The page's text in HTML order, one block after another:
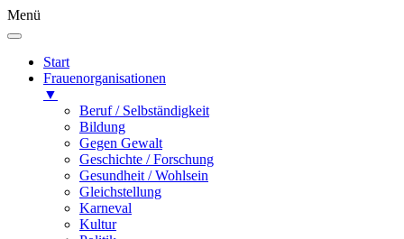
Menü
Start
Frauenorganisationen
▼
Beruf / Selbständigkeit
Bildung
Gegen Gewalt
Geschichte / Forschung
Gesundheit / Wohlsein
Gleichstellung
Karneval
Kultur